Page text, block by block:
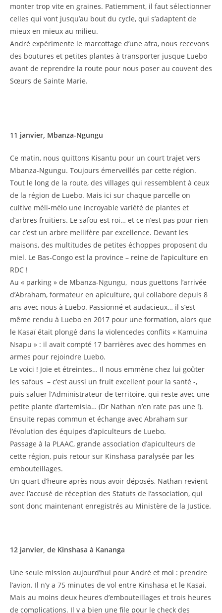
monter trop vite en graines. Patiemment, il faut sélectionner
celles qui vont jusqu’au bout du cycle, qui s’adaptent de
mieux en mieux au milieu.
André expérimente le marcottage d’une afra, nous recevons
des boutures et petites plantes à transporter jusque Luebo
avant de reprendre la route pour nous poser au couvent des
Sœurs de Sainte Marie.
11 janvier, Mbanza-Ngungu
Ce matin, nous quittons Kisantu pour un court trajet vers
Mbanza-Ngungu. Toujours émerveillés par cette région.
Tout le long de la route, des villages qui ressemblent à ceux
de la région de Luebo. Mais ici sur chaque parcelle on
cultive méli-mélo une incroyable variété de plantes et
d’arbres fruitiers. Le safou est roi… et ce n’est pas pour rien
car c’est un arbre mellifère par excellence. Devant les
maisons, des multitudes de petites échoppes proposent du
miel. Le Bas-Congo est la province – reine de l’apiculture en
RDC !
Au « parking » de Mbanza-Ngungu, nous guettons l’arrivée
d’Abraham, formateur en apiculture, qui collabore depuis 8
ans avec nous à Luebo. Passionné et audacieux… il s’est
même rendu à Luebo en 2017 pour une formation, alors que
le Kasaï était plongé dans la violencedes conflits « Kamuina
Nsapu » : il avait compté 17 barrières avec des hommes en
armes pour rejoindre Luebo.
Le voici ! Joie et étreintes… Il nous emmène chez lui goûter
les safous – c’est aussi un fruit excellent pour la santé -,
puis saluer l’Administrateur de territoire, qui reste avec une
petite plante d’artemisia… (Dr Nathan n’en rate pas une !).
Ensuite repas commun et échange avec Abraham sur
l’évolution des équipes d’apiculteurs de Luebo.
Passage à la PLAAC, grande association d’apiculteurs de
cette région, puis retour sur Kinshasa paralysée par les
embouteillages.
Un quart d’heure après nous avoir déposés, Nathan revient
avec l’accusé de réception des Statuts de l’association, qui
sont donc maintenant enregistrés au Ministère de la Justice.
12 janvier, de Kinshasa à Kananga
Une seule mission aujourd’hui pour André et moi : prendre
l’avion. Il n’y a 75 minutes de vol entre Kinshasa et le Kasai.
Mais au moins deux heures d’embouteillages et trois heures
de complications. Il y a bien une file pour le check des